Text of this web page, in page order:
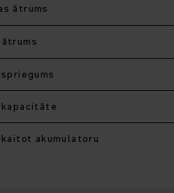
ātrums
akumulatoru